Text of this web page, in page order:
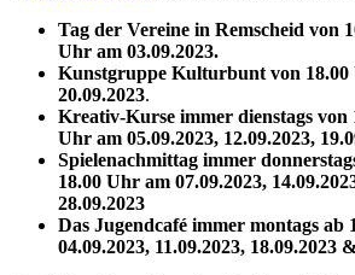
Tag der Vereine in Remscheid von
Uhr am 03.09.2023.
Kunstgruppe Kulturbunt von 18.00
20.09.2023.
Kreativ-Kurse immer dienstags von
Uhr am 05.09.2023, 12.09.2023,
Spielenachmittag immer
18.00 Uhr am 07.09.2023,
28.09.2023
Das Jugendcafé immer montags ab
04.09.2023, 11.09.2023, 18.09.2023